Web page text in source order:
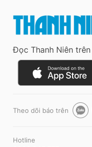
Đọc Thanh Niên
Theo dõi báo trên
Hotline